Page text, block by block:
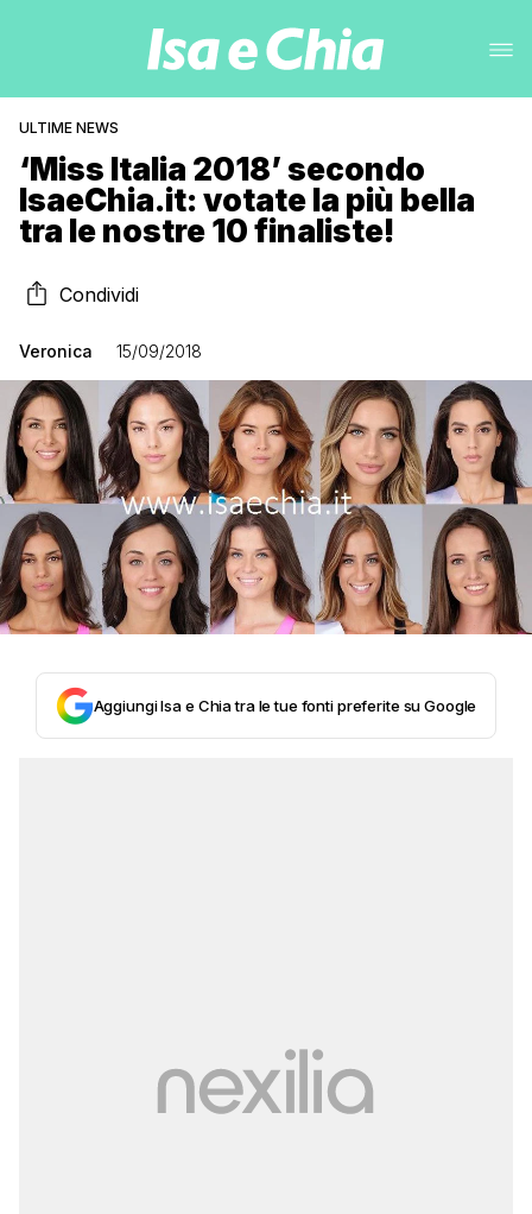
ULTIME NEWS
‘Miss Italia 2018’ secondo
IsaeChia.it: votate la più bella
tra le nostre 10 finaliste!
Condividi
Veronica 15/09/2018
Aggiungi Isa e Chia tra le tue fonti preferite su Google